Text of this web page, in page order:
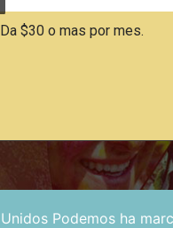
Da $30 o mas por mes.
Unidos Podemos ha